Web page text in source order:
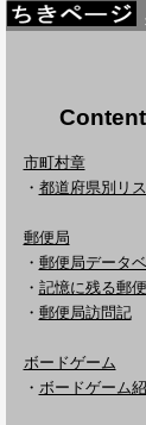
市町村章
・ 都道府県別リ
郵便局
・ 郵便局データ
・ 記憶に残る郵
・ 郵便局訪問記
ボードゲーム
・ ボードゲーム